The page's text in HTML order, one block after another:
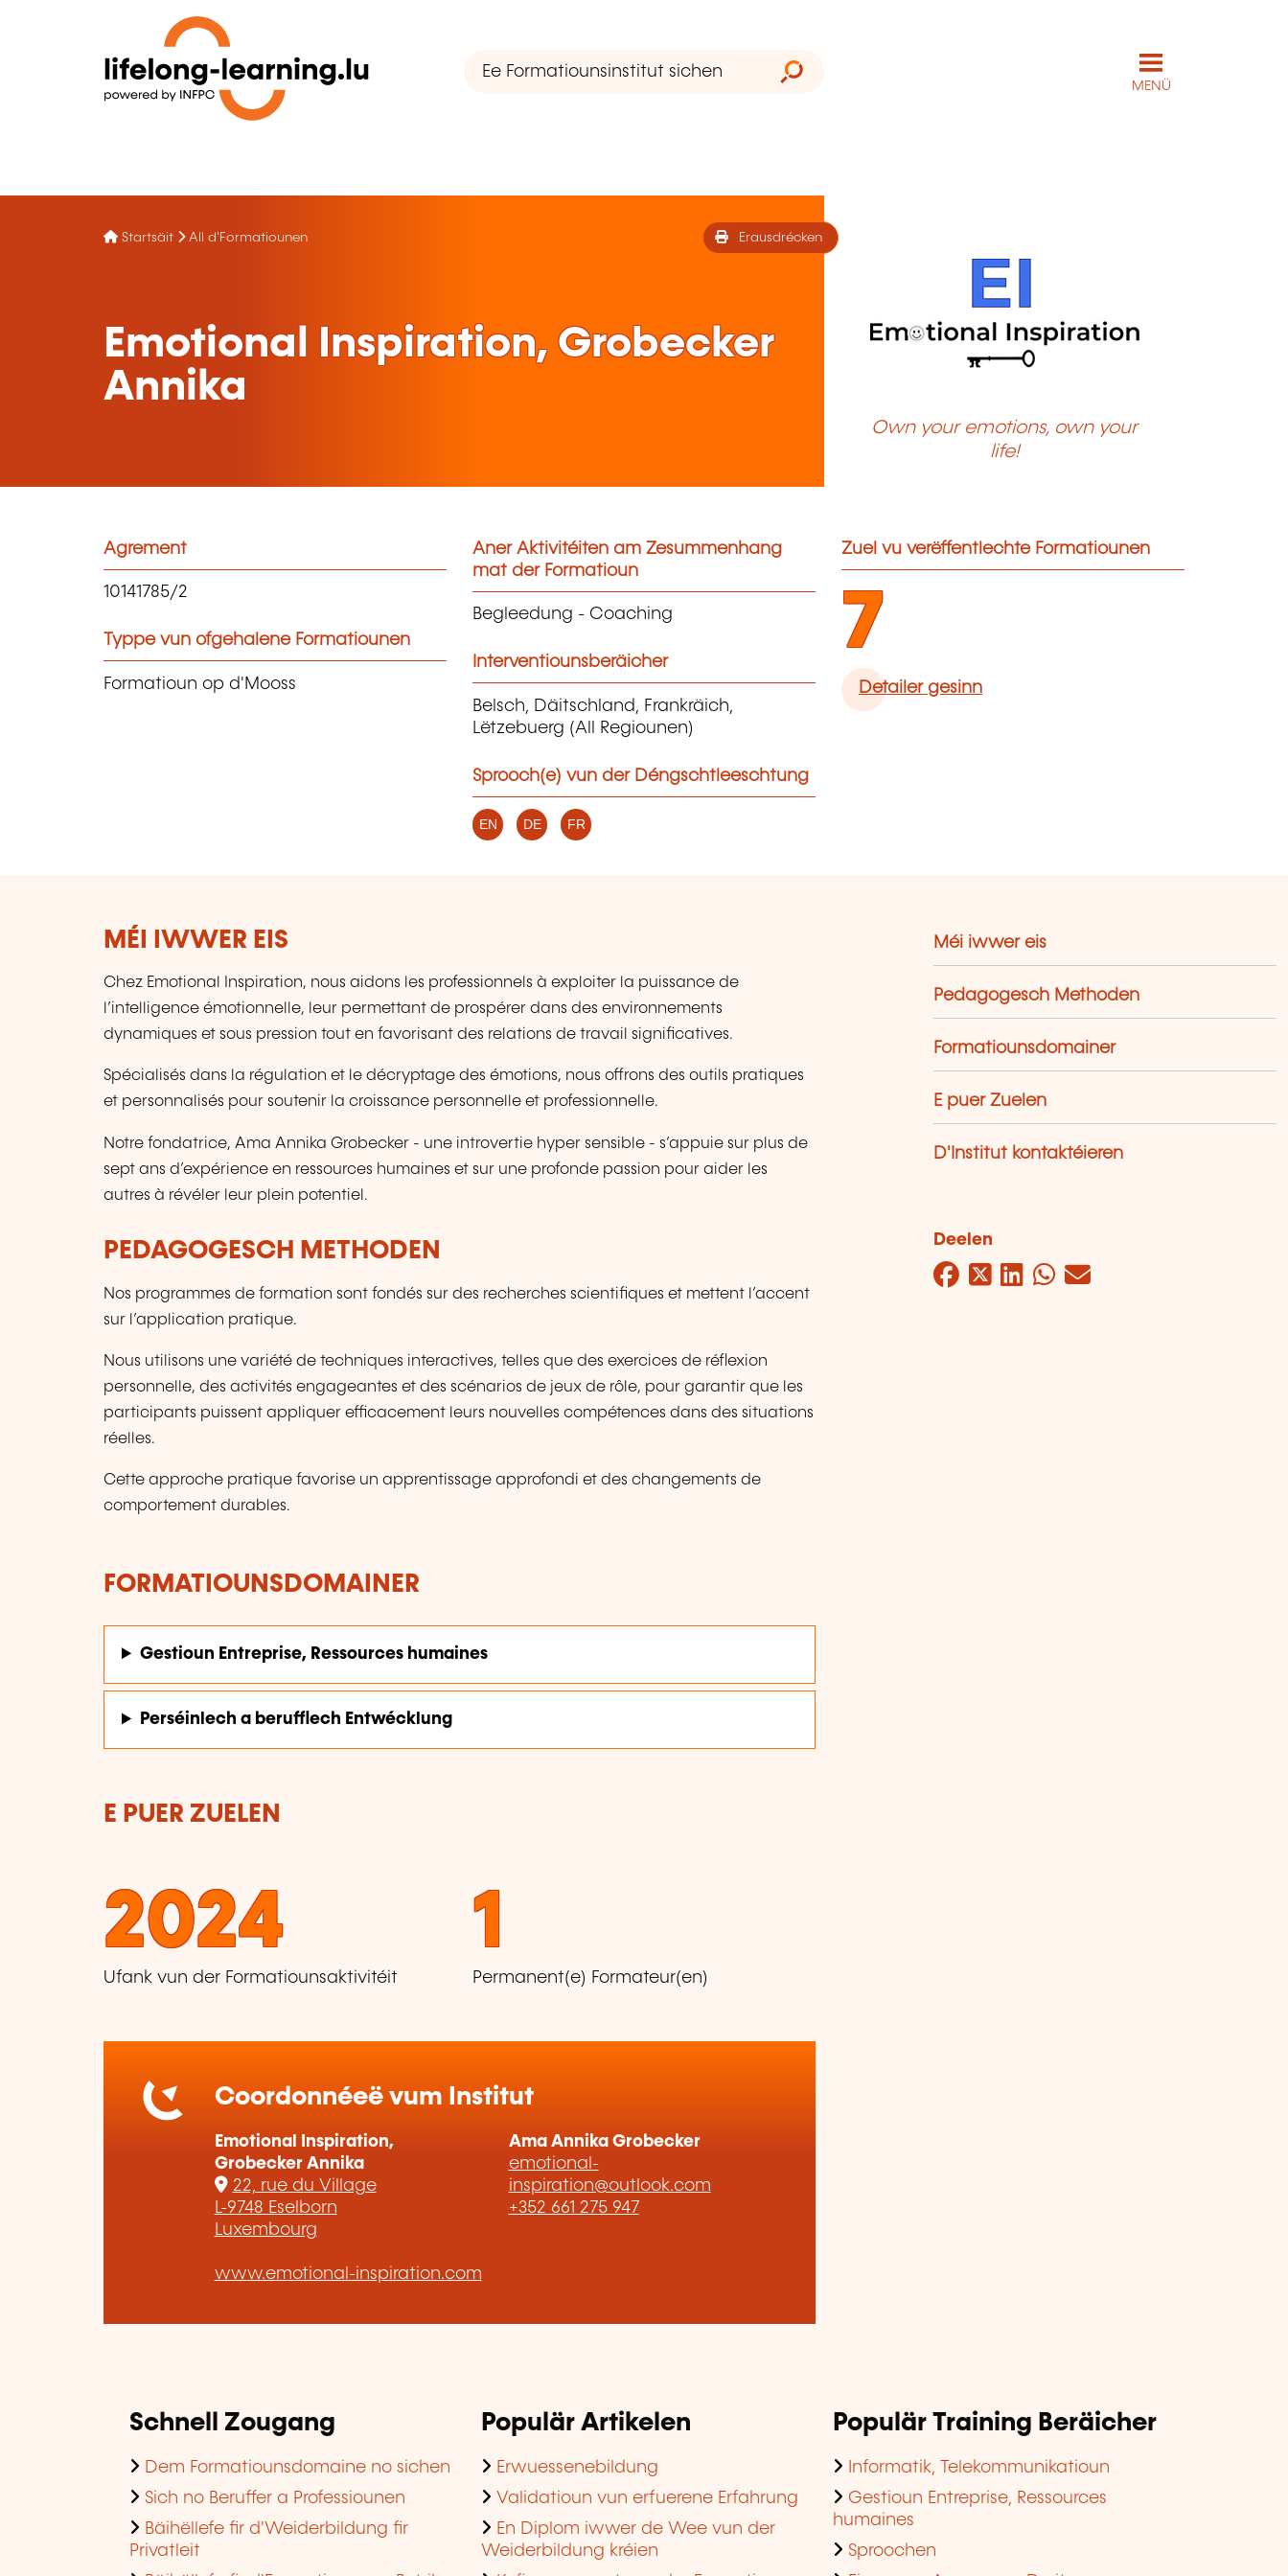
MENÜ
Startsäit All d'Formatiounen Erausdrécken
Emotional Inspiration, Grobecker
Annika
Own your emotions, own your
life!
Agrement
10141785/2
Typpe vun ofgehalene Formatiounen
Formatioun op d'Mooss
Aner Aktivitéiten am Zesummenhang
mat der Formatioun
Begleedung - Coaching
Interventiounsberäicher
Belsch, Däitschland, Frankräich,
Lëtzebuerg (All Regiounen)
Sprooch(e) vun der Déngschtleeschtung
EN DE FR
Zuel vu verëffentlechte Formatiounen
7
Detailer gesinn
MÉI IWWER EIS
Chez Emotional Inspiration, nous aidons les professionnels à exploiter la puissance de
l’intelligence émotionnelle, leur permettant de prospérer dans des environnements
dynamiques et sous pression tout en favorisant des relations de travail significatives.
Spécialisés dans la régulation et le décryptage des émotions, nous offrons des outils pratiques
et personnalisés pour soutenir la croissance personnelle et professionnelle.
Notre fondatrice, Ama Annika Grobecker - une introvertie hyper sensible - s’appuie sur plus de
sept ans d’expérience en ressources humaines et sur une profonde passion pour aider les
autres à révéler leur plein potentiel.
PEDAGOGESCH METHODEN
Nos programmes de formation sont fondés sur des recherches scientifiques et mettent l’accent
sur l’application pratique.
Nous utilisons une variété de techniques interactives, telles que des exercices de réflexion
personnelle, des activités engageantes et des scénarios de jeux de rôle, pour garantir que les
participants puissent appliquer efficacement leurs nouvelles compétences dans des situations
réelles.
Cette approche pratique favorise un apprentissage approfondi et des changements de
comportement durables.
FORMATIOUNSDOMAINER
Gestioun Entreprise, Ressources humaines
Perséinlech a berufflech Entwécklung
E PUER ZUELEN
2024
Ufank vun der Formatiounsaktivitéit
1
Permanent(e) Formateur(en)
Coordonnéeë vum Institut
Emotional Inspiration,
Grobecker Annika
22, rue du Village
L-9748 Eselborn
Luxembourg
www.emotional-inspiration.com
Ama Annika Grobecker
emotional-
inspiration@outlook.com
+352 661 275 947
Méi iwwer eis
Pedagogesch Methoden
Formatiounsdomainer
E puer Zuelen
D'Institut kontaktéieren
Deelen
Facebook
Twitter
LinkedIn
WhatsApp
Mail
Schnell Zougang
Dem Formatiounsdomaine no sichen
Sich no Beruffer a Professiounen
Bäihëllefe fir d'Weiderbildung fir
Privatleit
Populär Artikelen
Erwuessenebildung
Validatioun vun erfuerene Erfahrung
En Diplom iwwer de Wee vun der
Weiderbildung kréien
Populär Training Beräicher
Informatik, Telekommunikatioun
Gestioun Entreprise, Ressources
humaines
Sproochen